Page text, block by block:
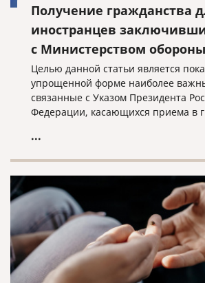
Получение гражданства
иностранцев
с Министерством обороны
Целью данной статьи является
упрощенной форме наиболее
связанные с Указом Президента
Федерации, касающихся приема в
заключивших контракт на военную
формирования, а также их семьи.
...